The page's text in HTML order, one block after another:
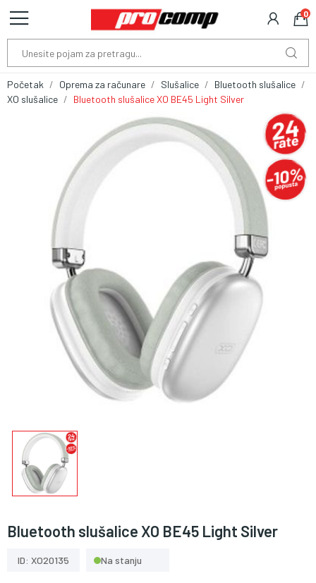
0
Početak Oprema za računare Slušalice
Bluetooth slušalice
XO slušalice
Bluetooth slušalice XO BE45 Light Silver
Bluetooth slušalice XO BE45 Light Silver
ID: XO20135 Na stanju